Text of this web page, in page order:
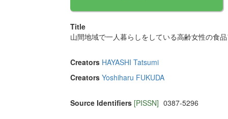
Title
山間地域で一人暮らしをしている高齢女性の食
Creators HAYASHI Tatsumi
Creators Yoshiharu FUKUDA
Source Identifiers [PISSN] 0387-5296